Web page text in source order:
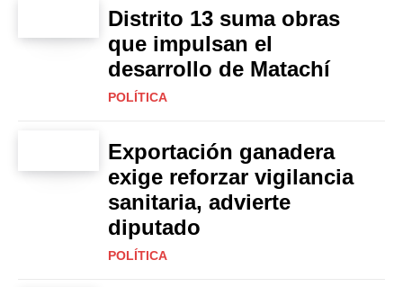
Distrito 13 suma obras
que impulsan el
desarrollo de Matachí
POLÍTICA
Exportación ganadera
exige reforzar vigilancia
sanitaria, advierte
diputado
POLÍTICA